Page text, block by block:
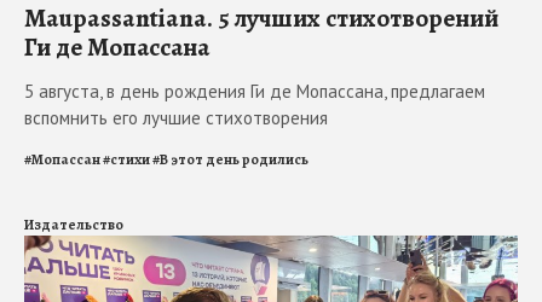
Maupassantiana. 5 лучших стихотворений
Ги де Мопассана
5 августа, в день рождения Ги де Мопассана, предлагаем
вспомнить его лучшие стихотворения
#Мопассан#стихи#В этот день родились
Издательство